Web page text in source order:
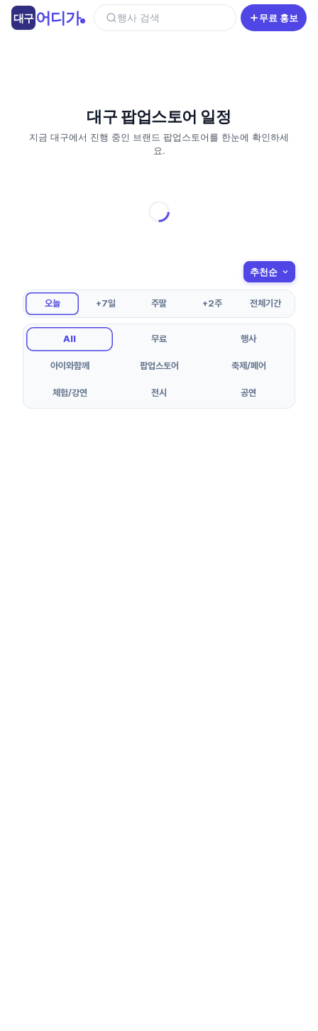
대구 팝업스토어 일정
지금 대구에서 진행 중인 브랜드 팝업스토어를 한눈에 확인하세
요.
오늘 +7일 주말 +2주 전체기간
All 무료 행사
아이와함께 팝업스토어 축제/페어
체험/강연 전시 공연
대구 어디가 행사 검색 무료 홍보